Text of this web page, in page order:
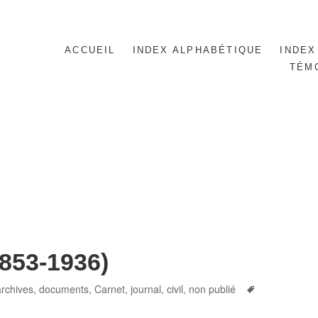
ACCUEIL INDEX ALPHABÉTIQUE
1936)
documents,Carnet, journal,civil, non publié